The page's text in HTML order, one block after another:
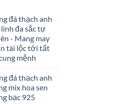
mang
đó
là
đá
nào?
hoạt
tài
đá thạch anh
đa sắc tự
- Mang may
tài lộc tới tất
mệnh
đá thạch anh
mix hoa sen
bạc 925